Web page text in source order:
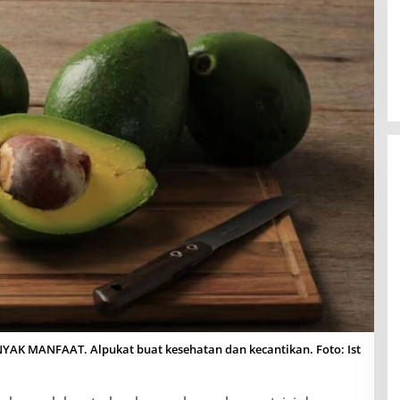
MANFAAT. Alpukat buat kesehatan dan kecantikan. Foto: Ist